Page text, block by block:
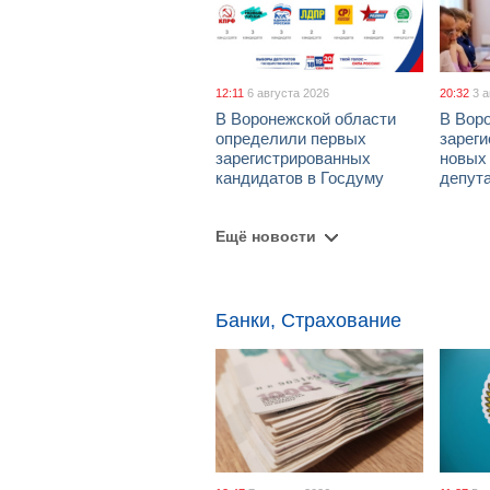
12:11 6 августа 2026
В Воронежской области
определили первых
зарегистрированных
кандидатов в Госдуму
20:32 3
В
новых
Ещё новости
Банки, Страхование